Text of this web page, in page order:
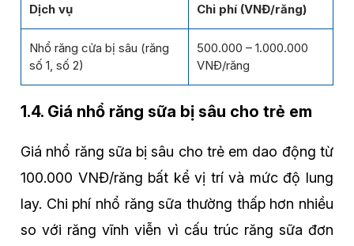
Dịch vụ Chi phí (VNĐ/răng)
Nhổ răng cửa bị sâu (răng
số 1, số 2)
500.000 – 1.000.000
VNĐ/răng
1.4. Giá nhổ răng sữa bị sâu cho trẻ em
Giá nhổ răng sữa bị sâu cho trẻ em dao động từ
100.000 VNĐ/răng bất kể vị trí và mức độ lung
lay. Chi phí nhổ răng sữa thường thấp hơn nhiều
so với răng vĩnh viễn vì cấu trúc răng sữa đơn